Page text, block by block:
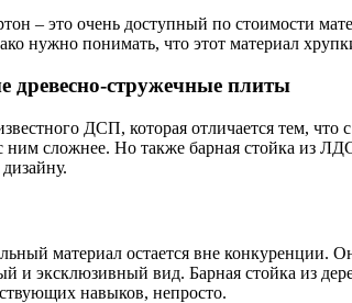
– это очень доступный по стоимости
нужно понимать, что этот материал
древесно-стружечные плиты
ДСП, которая отличается тем,
ним сложнее. Но также барная стойка из
материал остается вне конкуренции.
и эксклюзивный вид. Барная стойка из
навыков, непросто.